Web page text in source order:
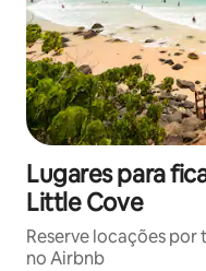
Lugares para
Little Cove
Reserve locações
no Airbnb